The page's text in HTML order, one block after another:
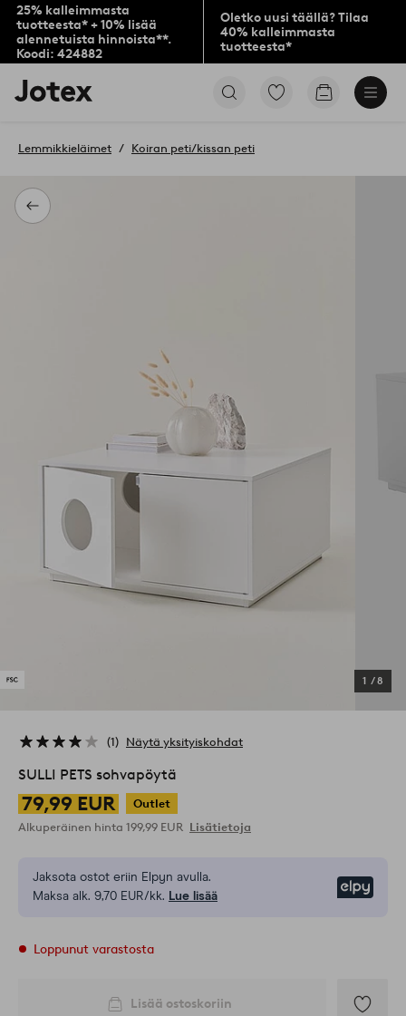
25% kalleimmasta
tuotteesta* + 10% lisää
alennetuista hinnoista**.
Koodi: 424882
Oletko uusi täällä? Tilaa
40% kalleimmasta
tuotteesta*
Jotex-
logo
aloitussivulle
Siirry
Siirry
Takaisin
Lemmikkieläimet Koiran peti/kissan peti
1 /8
1 Näytä yksityiskohdat
SULLI PETS sohvapöytä
79,99 EUR
Outlet
Alkuperäinen hinta 199,99 EUR Lisätietoja
Jaksota ostot eriin Elpyn avulla.
Maksa alk. 9,70 EUR/kk. Lue lisää
Loppunut varastosta
Lisää ostoskoriin